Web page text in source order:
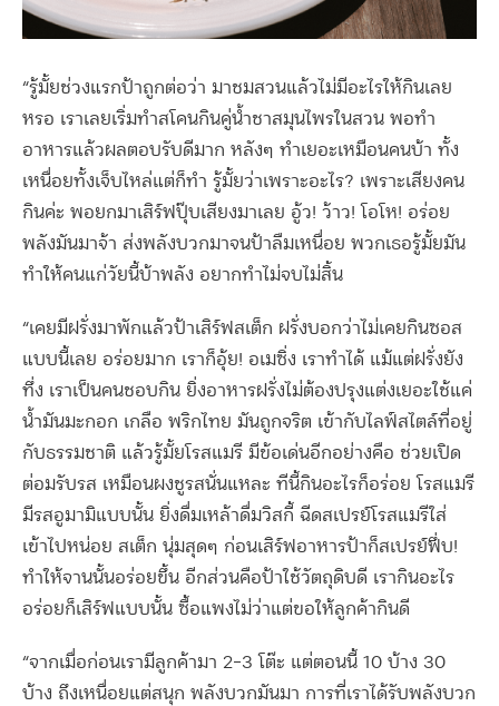
“รู้มั้ยช่วงแรกป้าถูกต่อว่า มาชมสวนแล้วไม่มีอะไรให้กินเลย
หรอ เราเลยเริ่มทำสโคนกินคู่น้ำชาสมุนไพรในสวน พอทำ
อาหารแล้วผลตอบรับดีมาก หลังๆ ทำเยอะเหมือนคนบ้า ทั้ง
เหนื่อยทั้งเจ็บไหล่แต่ก็ทำ รู้มั้ยว่าเพราะอะไร? เพราะเสียงคน
กินค่ะ พอยกมาเสิร์ฟปุ๊บเสียงมาเลย อู้ว! ว้าว! โอโห! อร่อย
พลังมันมาจ้า ส่งพลังบวกมาจนป้าลืมเหนื่อย พวกเธอรู้มั้ยมัน
ทำให้คนแก่วัยนี้บ้าพลัง อยากทำไม่จบไม่สิ้น
“เคยมีฝรั่งมาพักแล้วป้าเสิร์ฟสเต็ก ฝรั่งบอกว่าไม่เคยกินซอส
แบบนี้เลย อร่อยมาก เราก็อุ้ย! อเมซิ่ง เราทำได้ แม้แต่ฝรั่งยัง
ทึ่ง เราเป็นคนชอบกิน ยิ่งอาหารฝรั่งไม่ต้องปรุงแต่งเยอะใช้แค่
น้ำมันมะกอก เกลือ พริกไทย มันถูกจริต เข้ากับไลฟ์สไตล์ที่อยู่
กับธรรมชาติ แล้วรู้มั้ยโรสแมรี มีข้อเด่นอีกอย่างคือ ช่วยเปิด
ต่อมรับรส เหมือนผงชูรสนั่นแหละ ทีนี้กินอะไรก็อร่อย โรสแมรี
มีรสอูมามิแบบนั้น ยิ่งดื่มเหล้าดื่มวิสกี้ ฉีดสเปรย์โรสแมรีใส่
เข้าไปหน่อย สเต็ก นุ่มสุดๆ ก่อนเสิร์ฟอาหารป้าก็สเปรย์ฟึ่บ!
ทำให้จานนั้นอร่อยขึ้น อีกส่วนคือป้าใช้วัตถุดิบดี เรากินอะไร
อร่อยก็เสิร์ฟแบบนั้น ซื้อแพงไม่ว่าแต่ขอให้ลูกค้ากินดี
“จากเมื่อก่อนเรามีลูกค้ามา 2-3 โต๊ะ แต่ตอนนี้ 10 บ้าง 30
บ้าง ถึงเหนื่อยแต่สนุก พลังบวกมันมา การที่เราได้รับพลังบวก